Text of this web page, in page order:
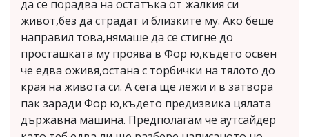
да се порадва на остатъка от жалкия си
живот,без да страдат и близките му. Ако беше
направил това,нямаше да се стигне до
просташката му проява в Фор ю,където освен
че едва оживя,остана с торбички на тялото до
края на живота си. А сега ще лежи и в затвора
пак заради Фор ю,където предизвика цялата
държавна машина. Предполагам че аутсайдер